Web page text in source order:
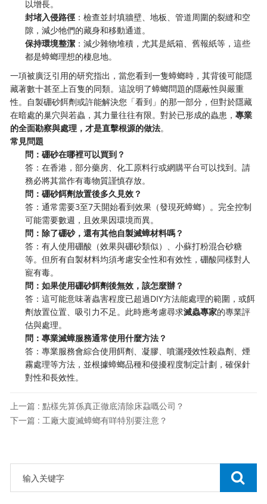
以增長。
封堵入侵路徑 ：檢查並封填牆壁、地板、管道周圍的裂縫和空
隙，減少牠們的藏身和移動通道。
保持環境整潔 ：減少雜物堆積，尤其是紙箱、舊報紙等，這些
都是蟑螂理想的棲息地。
一項被廣泛引用的研究指出，當您看到一隻蟑螂時，其背後可能隱
藏著數十甚至上百隻的同類。這說明了蟑螂問題的隱蔽性與嚴重
性。自製硼砂餌劑或許能解決您「看到」的那一部分，但對於隱藏
在暗處的巢穴與若蟲，其力量往往有限。對於已形成的蟲患，專業
的全面勘察與處理，才是直擊根源的做法。
常見問題
問：硼砂在哪裡可以買到？
答：在香港，部分藥房、化工原料行或網購平台可以找到。請
務必將其當作有毒物質謹慎存放。
問：硼砂餌劑放置後多久見效？
答：通常需要3至7天開始看到效果（發現死蟑螂）。完全控制
可能需要數週，且效果因環境而異。
問：除了硼砂，還有其他自製滅蟑材料嗎？
答：有人使用硼酸（效果與硼砂類似）、小蘇打粉混合砂糖
等。但所有自製材料均須考慮安全性和有效性，硼酸同樣對人
寵有毒。
問：如果使用硼砂餌劑後無效，該怎麼辦？
答：這可能意味著蟲害程度已超過DIY方法能處理的範圍，或餌
劑放置位置、吸引力不足。此時應考慮尋求滅蟲專家的專業評
估與處理。
問：專業滅蟑服務通常使用什麼方法？
答：專業服務會綜合使用餌劑、凝膠、噴灑殘效性殺蟲劑、煙
霧處理等方法，並根據蟑螂品種和侵擾程度制定計劃，確保針
對性和長效性。
上一篇 : 點樣先算係真正徹底清除床蝨嘅公司？
下一篇 : 工廠大廈滅蟑螂有咩特別要注意？